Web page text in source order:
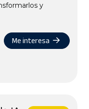
y
Me interesa